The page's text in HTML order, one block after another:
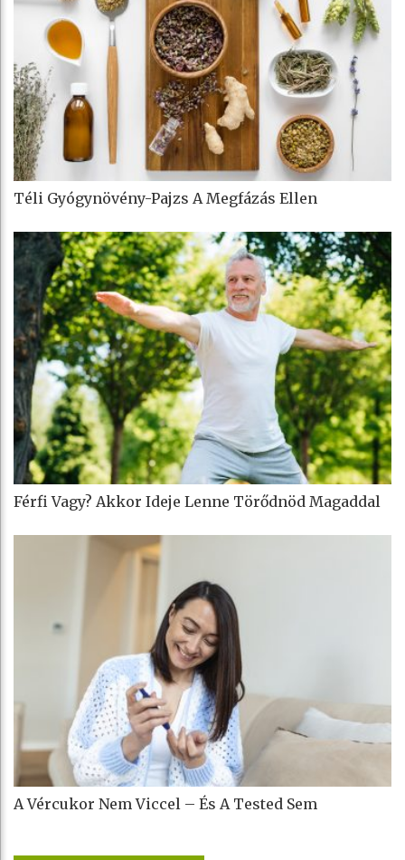
Téli Gyógynövény-Pajzs A Megfázás Ellen
Férfi Vagy? Akkor Ideje Lenne Törődnöd Magaddal
A Vércukor Nem Viccel – És A Tested Sem